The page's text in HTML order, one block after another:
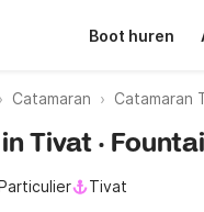
Boot huren
Catamaran Catamaran
Tivat ·
Tivat